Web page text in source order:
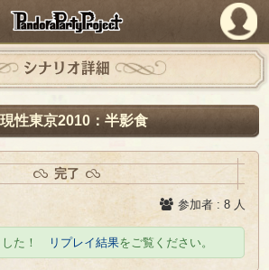
PandoraPartyProject
シナリオ詳細
性東京2010：半影食
完了
参加者 : 8 人
した！ リプレイ結果をご覧ください。